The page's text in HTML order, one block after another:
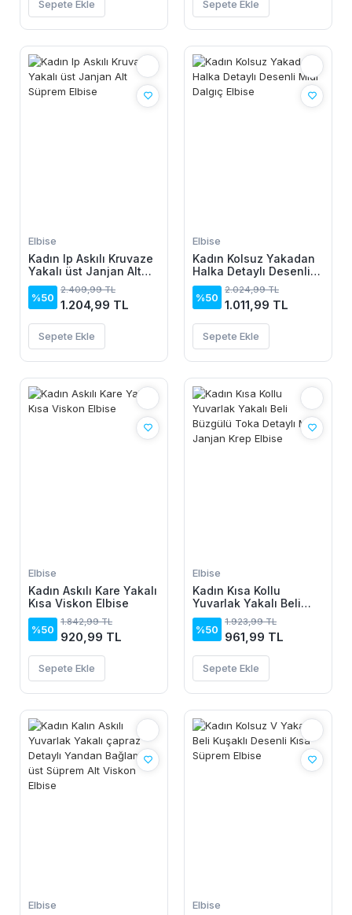
Sepete Ekle Sepete Ekle
Elbise
Kadın Ip Askılı Kruvaze
Yakalı üst Janjan Alt
Süprem Elbise
%50
2.409,99 TL
1.204,99 TL
Sepete Ekle
Elbise
Kadın Kolsuz Yakadan
Halka Detaylı Desenli
Midi Dalgıç Elbise
%50
2.024,99 TL
1.011,99 TL
Sepete Ekle
Elbise
Kadın Askılı Kare Yakalı
Kısa Viskon Elbise
%50
1.842,99 TL
920,99 TL
Sepete Ekle
Elbise
Kadın Kısa Kollu
Yuvarlak Yakalı Beli
Büzgülü Toka Detaylı
Midi Janjan Krep Elbise
%50
1.923,99 TL
961,99 TL
Sepete Ekle
Elbise Elbise